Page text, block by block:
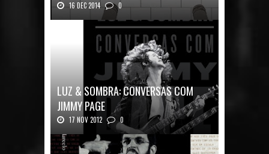
16 DEC 2014 0
Nos Bastidores do Pink Floyd Autor: Mark B...
LUZ & SOMBRA: CONVERSAS COM
JIMMY PAGE
17 NOV 2012 0
Luz & Sombra: Conversas com Jimmy Pag...